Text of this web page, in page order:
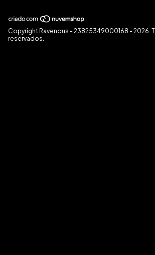
Copyright Ravenous - 23825349000168 - 2026.
reservados.